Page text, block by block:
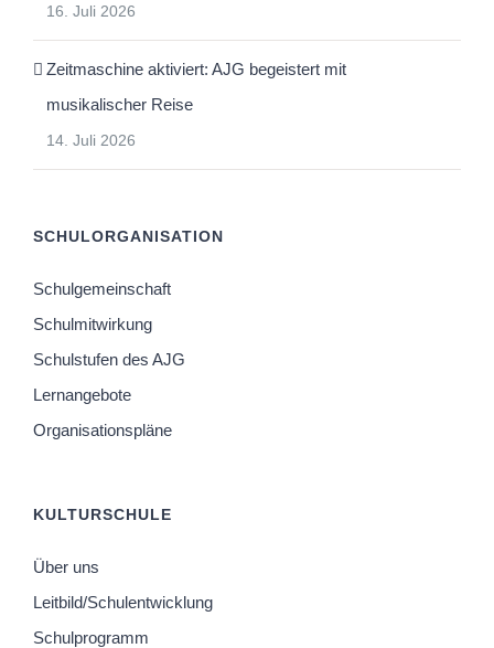
16. Juli 2026
Zeitmaschine aktiviert: AJG begeistert mit
musikalischer Reise
14. Juli 2026
SCHULORGANISATION
Schulgemeinschaft
Schulmitwirkung
Schulstufen des AJG
Lernangebote
Organisationspläne
KULTURSCHULE
Über uns
Leitbild/Schulentwicklung
Schulprogramm